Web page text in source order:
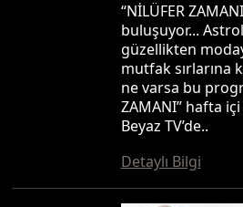
“NİLÜFER
buluşuyor...
güzellikten
mutfak sırlarına
ne varsa bu
ZAMANI” hafta
Beyaz TV’de..
Detaylı Bilgi